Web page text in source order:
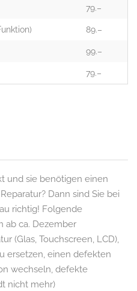
79.–
89.–
99.–
79.–
und sie benötigen einen
Dann sind Sie bei
richtig! Folgende
ab ca. Dezember
(Glas, Touchscreen, LCD),
ersetzen, einen defekten
wechseln, defekte
nicht mehr)